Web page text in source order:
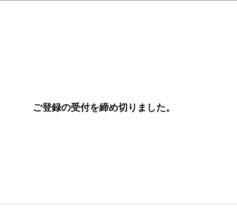
ご登録の受付を締め切りました。